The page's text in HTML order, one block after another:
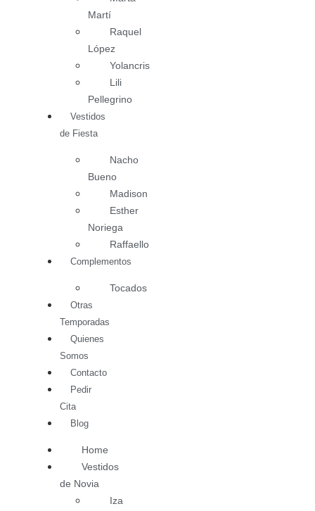
Martí
Raquel
López
Yolancris
Lili
Pellegrino
Vestidos
de Fiesta
Nacho
Bueno
Madison
Esther
Noriega
Raffaello
Complementos
Tocados
Otras
Temporadas
Quienes
Somos
Contacto
Pedir
Cita
Blog
Home
Vestidos
de Novia
Iza